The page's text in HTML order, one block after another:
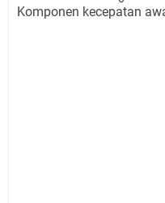
Komponen kecepatan